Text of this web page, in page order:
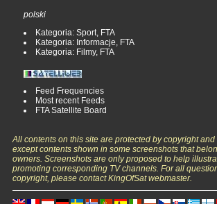
polski
Kategoria: Sport, FTA
Kategoria: Informacje, FTA
Kategoria: Filmy, FTA
Feed Frequencies
Most recent Feeds
FTA Satellite Board
All contents on this site are protected by copyright
except contents shown in some screenshots that
owners. Screenshots are only proposed to help
promoting corresponding TV channels. For all
copyright, please contact KingOfSat webmaster.